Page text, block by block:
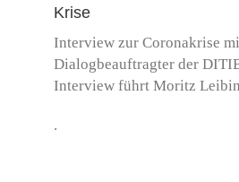
Krise
Interview zur Coronakrise
Dialogbeauftragter der
Interview führt Moritz
.